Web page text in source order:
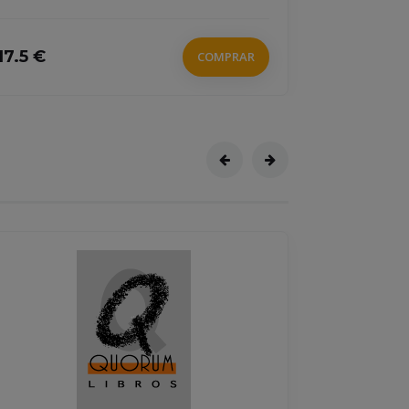
€ COMPRAR